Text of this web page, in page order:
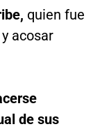
quien fue
acosar
de sus